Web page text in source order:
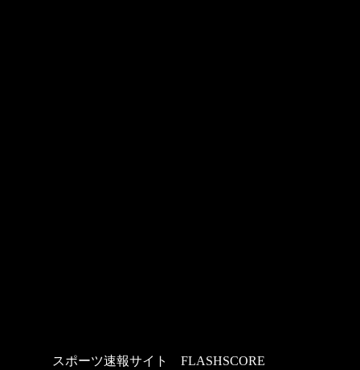
スポーツ速報サイト FLASHSCORE